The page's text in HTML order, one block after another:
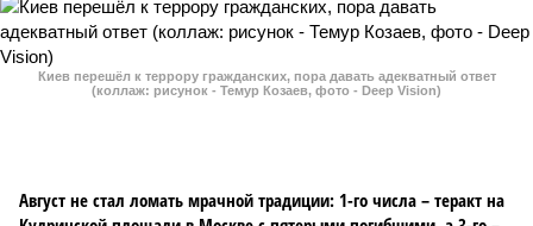
Киев перешёл к террору гражданских, пора давать адекватный ответ
(коллаж: рисунок - Темур Козаев, фото - Deep Vision)
Август не стал ломать мрачной традиции: 1-го числа – теракт на